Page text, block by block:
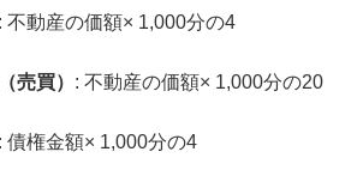
不動産の価額× 1,000分の4
売買） : 不動産の価額× 1,000分の20
債権金額× 1,000分の4